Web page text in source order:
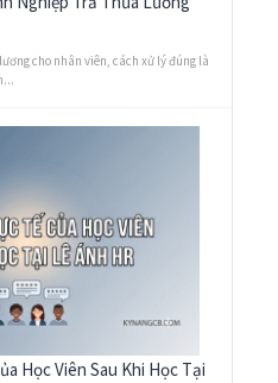
cho nhân viên, cách xử lý đúng là
Học Viên Sau Khi Học Tại